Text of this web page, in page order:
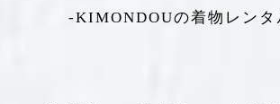
-KIMONDOUの着物レンタ